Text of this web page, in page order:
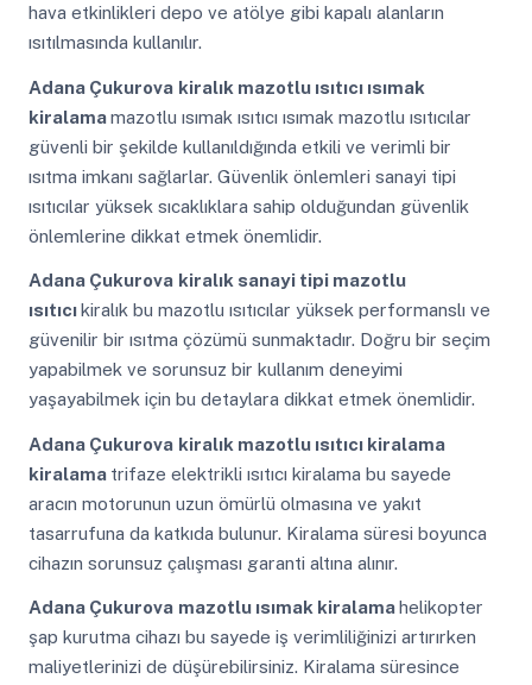
hava etkinlikleri depo ve atölye gibi kapalı alanların
ısıtılmasında kullanılır.
Adana Çukurova kiralık mazotlu ısıtıcı ısımak
kiralamamazotlu ısımak ısıtıcı ısımak mazotlu ısıtıcılar
güvenli bir şekilde kullanıldığında etkili ve verimli bir
ısıtma imkanı sağlarlar. Güvenlik önlemleri sanayi tipi
ısıtıcılar yüksek sıcaklıklara sahip olduğundan güvenlik
önlemlerine dikkat etmek önemlidir.
Adana Çukurova kiralık sanayi tipi mazotlu
ısıtıcıkiralık bu mazotlu ısıtıcılar yüksek performanslı ve
güvenilir bir ısıtma çözümü sunmaktadır. Doğru bir seçim
yapabilmek ve sorunsuz bir kullanım deneyimi
yaşayabilmek için bu detaylara dikkat etmek önemlidir.
Adana Çukurova kiralık mazotlu ısıtıcı kiralama
kiralama trifaze elektrikli ısıtıcı kiralama bu sayede
aracın motorunun uzun ömürlü olmasına ve yakıt
tasarrufuna da katkıda bulunur. Kiralama süresi boyunca
cihazın sorunsuz çalışması garanti altına alınır.
Adana Çukurova mazotlu ısımak kiralamahelikopter
şap kurutma cihazı bu sayede iş verimliliğinizi artırırken
maliyetlerinizi de düşürebilirsiniz. Kiralama süresince